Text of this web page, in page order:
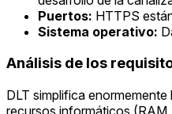
Puertos: HTTPS
Sistema operativo:
Análisis de los
DLT simplifica